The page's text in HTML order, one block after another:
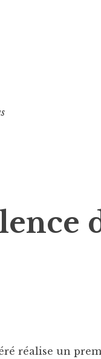
réalise un